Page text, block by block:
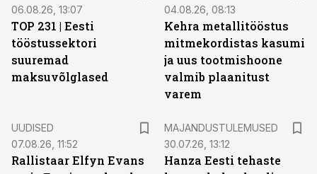
06.08.26, 13:07
TOP 231 | Eesti
tööstussektori
suuremad
maksuvõlglased
04.08.26, 08:13
Kehra metallitööstus
mitmekordistas kasumi
ja uus tootmishoone
valmib plaanitust
varem
UUDISED
07.08.26, 11:52
Rallistaar Elfyn Evans
MAJANDUSTULEMUSED
30.07.26, 13:12
Hanza Eesti tehaste